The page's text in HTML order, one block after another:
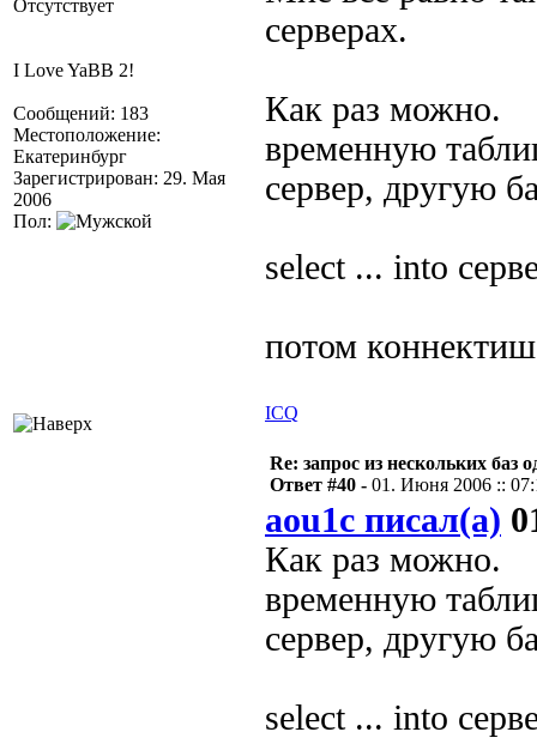
Отсутствует
I Love YaBB 2!
Сообщений: 183
Местоположение:
Екатеринбург
Зарегистрирован: 29. Мая
2006
Пол:
серверах.
Как раз можно.
временную
сервер, другую
select ... into
потом
ICQ
Re: запрос из нескольких баз
Ответ #40 - 01. Июня 2006 ::
aou1c писал(а)
Как раз можно.
временную
сервер, другую
select ... into